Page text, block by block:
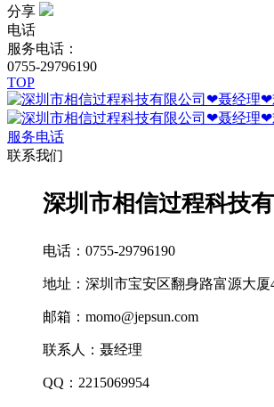
分享
电话
服务电话：
0755-29796190
TOP
服务电话
联系我们
深圳市相信过程科技
电话：0755-29796190
地址：深圳市宝安区翻身路富源大厦
邮箱：momo@jepsun.com
联系人：聂经理
QQ：2215069954